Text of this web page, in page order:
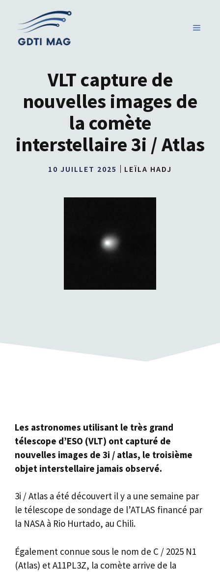
contenu
MENU
VLT capture de
nouvelles images de
la comète
interstellaire 3i / Atlas
10 JUILLET 2025 LEÏLA HADJ
Les astronomes utilisant le très grand
télescope d’ESO (VLT) ont capturé de
nouvelles images de 3i / atlas, le troisième
objet interstellaire jamais observé.
3i / Atlas a été découvert il y a une semaine par
le télescope de sondage de l’ATLAS financé par
la NASA à Rio Hurtado, au Chili.
Également connue sous le nom de C / 2025 N1
(Atlas) et A11PL3Z, la comète arrive de la